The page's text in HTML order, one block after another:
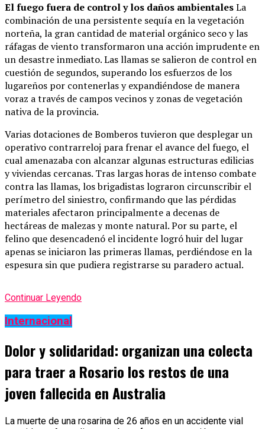
El fuego fuera de control y los daños ambientalesLa
combinación de una persistente sequía en la vegetación
norteña, la gran cantidad de material orgánico seco y las
ráfagas de viento transformaron una acción imprudente en
un desastre inmediato. Las llamas se salieron de control en
cuestión de segundos, superando los esfuerzos de los
lugareños por contenerlas y expandiéndose de manera
voraz a través de campos vecinos y zonas de vegetación
nativa de la provincia.
Varias dotaciones de Bomberos tuvieron que desplegar un
operativo contrarreloj para frenar el avance del fuego, el
cual amenazaba con alcanzar algunas estructuras edilicias
y viviendas cercanas. Tras largas horas de intenso combate
contra las llamas, los brigadistas lograron circunscribir el
perímetro del siniestro, confirmando que las pérdidas
materiales afectaron principalmente a decenas de
hectáreas de malezas y monte natural. Por su parte, el
felino que desencadenó el incidente logró huir del lugar
apenas se iniciaron las primeras llamas, perdiéndose en la
espesura sin que pudiera registrarse su paradero actual.
Continuar Leyendo
Internacional
Dolor y solidaridad: organizan una colecta
para traer a Rosario los restos de una
joven fallecida en Australia
La muerte de una rosarina de 26 años en un accidente vial